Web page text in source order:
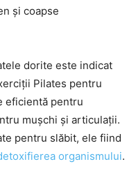
și coapse
dorite este indicat
Pilates pentru
eficientă pentru
mușchi și articulații.
pentru slăbit, ele fiind
organismului.